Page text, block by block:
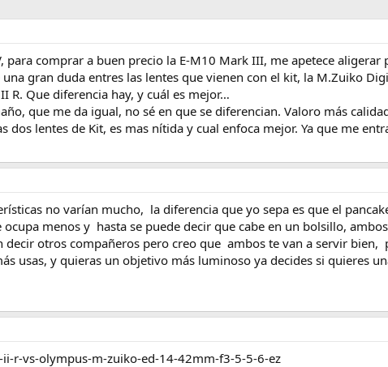
comprar a buen precio la E‑M10 Mark III, me apetece aligerar
gran duda entres las lentes que vienen con el kit, la M.Zuiko
R. Que diferencia hay, y cuál es mejor…
que me da igual, no sé en que se diferencian. Valoro más
lentes de Kit, es mas nítida y cual enfoca mejor. Ya que me
no varían mucho, la diferencia que yo sepa es que el
menos y hasta se puede decir que cabe en un bolsillo,
otros compañeros pero creo que ambos te van a servir bien,
usas, y quieras un objetivo más luminoso ya decides si quieres
r-vs-olympus-m-zuiko-ed-14-42mm-f3-5-5-6-ez